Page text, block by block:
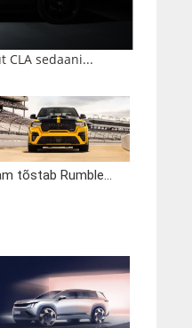
CLA sedaani...
tõstab Rumble...